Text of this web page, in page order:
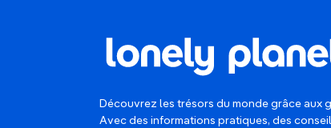
Découvrez les trésors du monde grâce aux
Avec des informations pratiques, des